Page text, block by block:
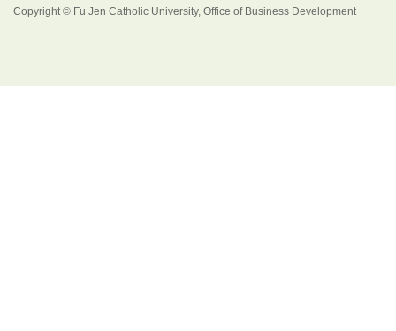
Copyright © Fu Jen Catholic University, Office of Business Development